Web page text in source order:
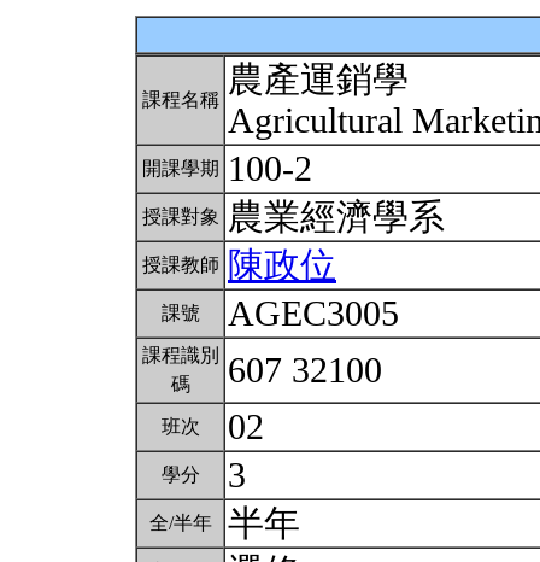
課程名稱 農產運銷學
Agricultural
開課學期 100-2
授課對象 農業經濟學系
授課教師 陳政位
課號 AGEC3005
課程識別
碼
607 32100
班次 02
學分 3
全/半年 半年